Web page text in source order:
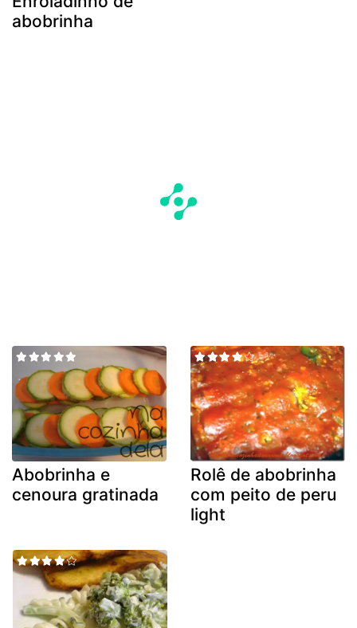
abobrinha
Abobrinha e
cenoura gratinada
Rolê de abobrinha
com peito de peru
light